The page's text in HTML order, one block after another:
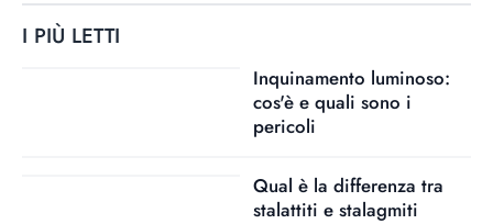
I PIÙ LETTI
Inquinamento luminoso:
cos'è e quali sono i
pericoli
Qual è la differenza tra
stalattiti e stalagmiti